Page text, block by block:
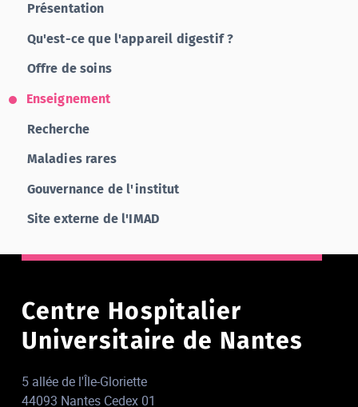
Présentation
Qu'est-ce que l'appareil digestif ?
Offre de soins
Enseignement
Recherche
Maladies rares
Gouvernance de l'institut
Site externe de l'IMAD
Centre Hospitalier
Universitaire de Nantes
5 allée de l'Île-Gloriette
44093 Nantes Cedex 01